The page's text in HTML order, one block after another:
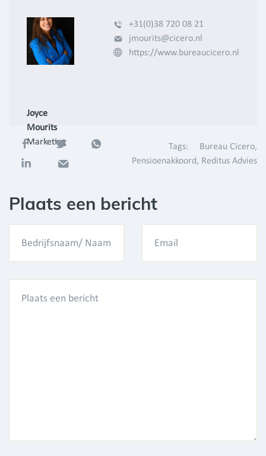
Joyce
Mourits
Marketing
+31(0)38 720 08 21
jmourits@cicero.nl
https://www.bureaucicero.nl
Tags:
Bureau Cicero
Pensioenakkoord
Reditus Advies
Plaats een bericht